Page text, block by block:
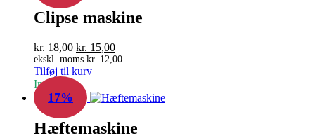
Clipse maskine
kr.18,00 Den
oprindelige
pris
var:
kr. 18,00.
kr. 15,00Den
aktuelle
kr. 15,00.
ekskl. moms kr. 12,00
Tilføj til kurv
In Stock
17%
Hæftemaskine